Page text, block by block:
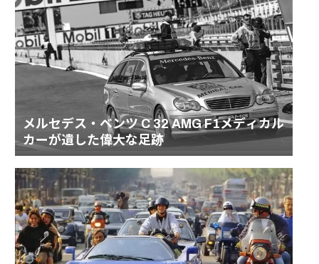
メルセデス・ベンツ C 32 AMG F1メディカル
カーが遺した偉大な足跡